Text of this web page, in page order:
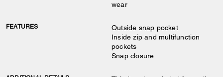
wear
FEATURES
Outside snap pocket
Inside zip and multifunction
pockets
Snap closure